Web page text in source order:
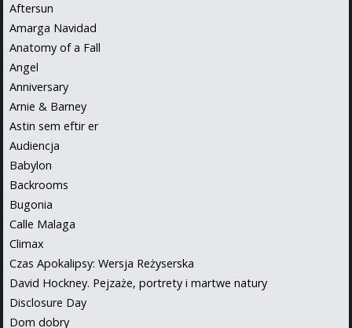
Aftersun
Amarga Navidad
Anatomy of a Fall
Angel
Anniversary
Arnie & Barney
Astin sem eftir er
Audiencja
Babylon
Backrooms
Bugonia
Calle Malaga
Climax
Czas Apokalipsy: Wersja Reżyserska
David Hockney. Pejzaże, portrety i martwe natury
Disclosure Day
Dom dobry